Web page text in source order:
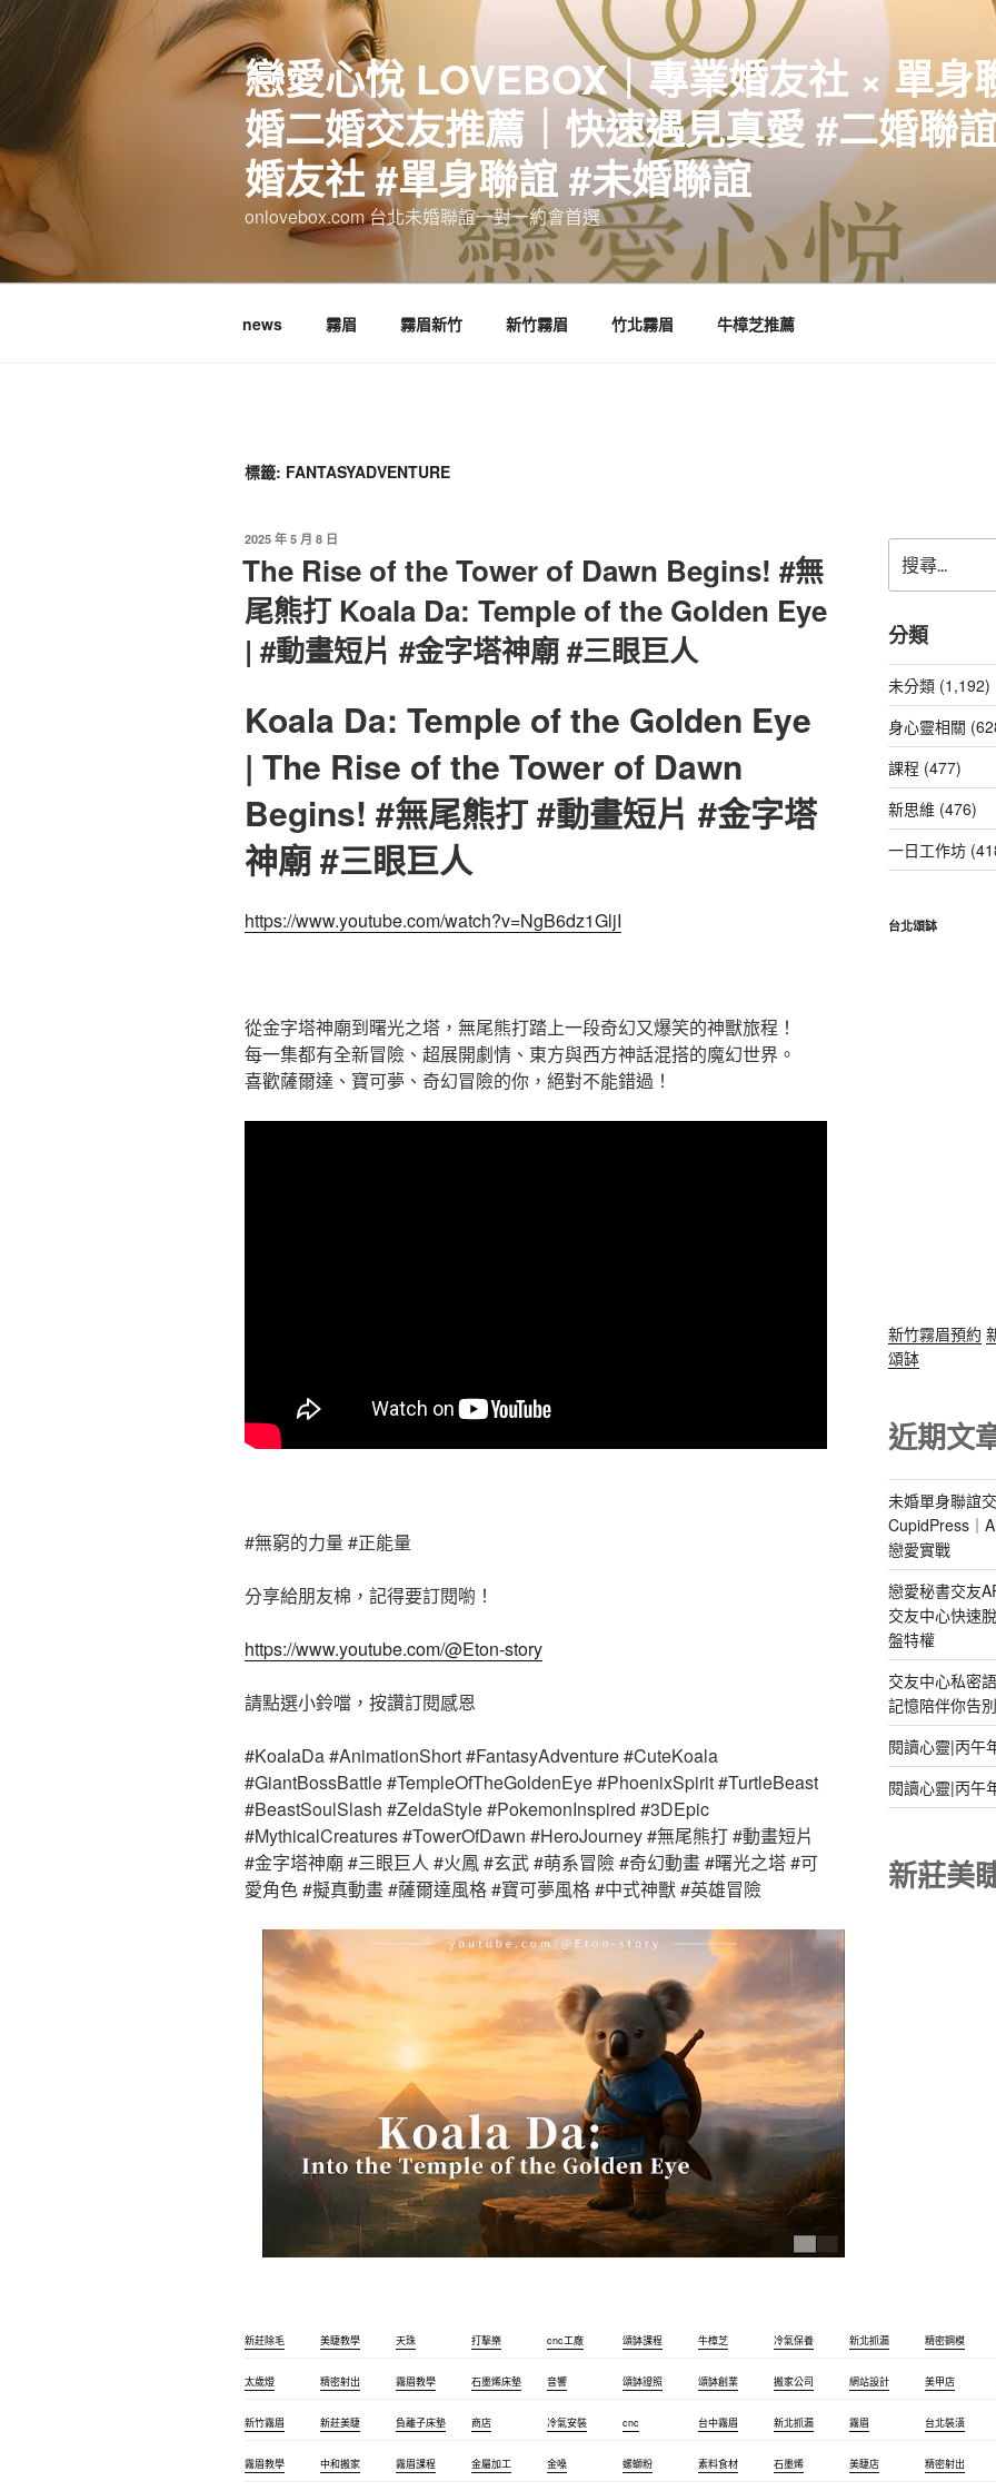
跳
至
容
戀愛心悅 LOVEBOX｜專業婚友社 × 單身
婚二婚交友推薦｜快速遇見真愛 #二婚聯
婚友社 #單身聯誼 #未婚聯誼
onlovebox.com 台北未婚聯誼一對一約會首選
news 霧眉 霧眉新竹 新竹霧眉 竹北霧眉 牛樟芝推薦
標籤: FANTASYADVENTURE
發
2025 年 5 月 8 日
The Rise of the Tower of Dawn Begins! #無
尾熊打 Koala Da: Temple of the Golden Eye
| #動畫短片 #金字塔神廟 #三眼巨人
Koala Da: Temple of the Golden Eye
| The Rise of the Tower of Dawn
Begins! #無尾熊打 #動畫短片 #金字塔
神廟 #三眼巨人
https://www.youtube.com/watch?v=NgB6dz1GljI
從金字塔神廟到曙光之塔，無尾熊打踏上一段奇幻又爆笑的神獸旅程！
每一集都有全新冒險、超展開劇情、東方與西方神話混搭的魔幻世界。
喜歡薩爾達、寶可夢、奇幻冒險的你，絕對不能錯過！
#無窮的力量 #正能量
分享給朋友棉，記得要訂閱喲！
https://www.youtube.com/@Eton-story
請點選小鈴噹，按讚訂閱感恩
#KoalaDa #AnimationShort #FantasyAdventure #CuteKoala
#GiantBossBattle #TempleOfTheGoldenEye #PhoenixSpirit #TurtleBeast
#BeastSoulSlash #ZeldaStyle #PokemonInspired #3DEpic
#MythicalCreatures #TowerOfDawn #HeroJourney #無尾熊打 #動畫短片
#金字塔神廟 #三眼巨人 #火鳳 #玄武 #萌系冒險 #奇幻動畫 #曙光之塔 #可
愛角色 #擬真動畫 #薩爾達風格 #寶可夢風格 #中式神獸 #英雄冒險
新莊除毛 美睫教學 天珠 打擊樂 cnc工廠 頌缽課程 牛樟芝 冷氣保養 新北抓漏 精密鋼模
太歲燈 精密射出 霧眉教學 石墨烯床墊 音響 頌缽證照 頌缽創業 搬家公司 網站設計 美甲店
新竹霧眉 新莊美睫 負離子床墊 商店 冷氣安裝 cnc 台中霧眉 新北抓漏 霧眉 台北裝潢
霧眉教學 中和搬家 霧眉課程 金屬加工 金嗓 螺螄粉 素料食材 石墨烯 美睫店 精密射出
尋
關
鍵
字:
分類
未分類 (1,192)
身心靈相關
課程 (477)
新思維 (476)
一日工作坊
台北頌缽
新竹霧眉預約
頌缽
近期文
未婚單身聯誼
CupidPress｜
戀愛實戰
戀愛秘書交友
交友中心快速
盤特權
交友中心私密
記憶陪伴你告
閱讀心靈|丙午
閱讀心靈|丙午
新莊美